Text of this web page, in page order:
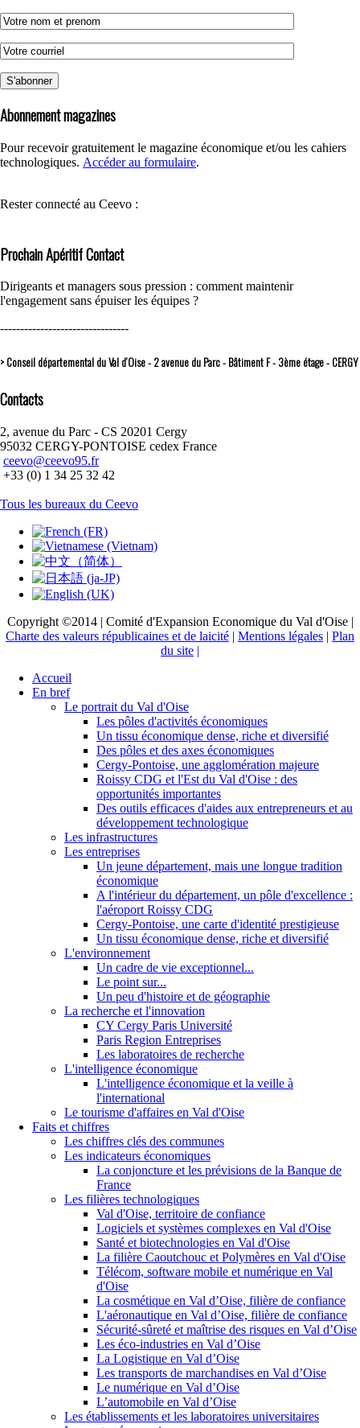
Abonnement magazines
Pour recevoir gratuitement le magazine économique et/ou les cahiers
technologiques. Accéder au formulaire.
Rester connecté au Ceevo :
Prochain Apéritif Contact
Dirigeants et managers sous pression : comment maintenir
l'engagement sans épuiser les équipes ?
--------------------------------
> Conseil départemental du Val d’Oise - 2 avenue du Parc - Bâtiment F - 3ème étage - CERGY
Contacts
2, avenue du Parc - CS 20201 Cergy
95032 CERGY-PONTOISE cedex France
ceevo@ceevo95.fr
+33 (0) 1 34 25 32 42
Tous les bureaux du Ceevo
Copyright ©2014 | Comité d'Expansion Economique du Val d'Oise |
Charte des valeurs républicaines et de laicité | Mentions légales | Plan
du site |
Accueil
En bref
Le portrait du Val d'Oise
Les pôles d'activités économiques
Un tissu économique dense, riche et diversifié
Des pôles et des axes économiques
Cergy-Pontoise, une agglomération majeure
Roissy CDG et l'Est du Val d'Oise : des
opportunités importantes
Des outils efficaces d'aides aux entrepreneurs et au
développement technologique
Les infrastructures
Les entreprises
Un jeune département, mais une longue tradition
économique
A l'intérieur du département, un pôle d'excellence :
l'aéroport Roissy CDG
Cergy-Pontoise, une carte d'identité prestigieuse
Un tissu économique dense, riche et diversifié
L'environnement
Un cadre de vie exceptionnel...
Le point sur...
Un peu d'histoire et de géographie
La recherche et l'innovation
CY Cergy Paris Université
Paris Region Entreprises
Les laboratoires de recherche
L'intelligence économique
L'intelligence économique et la veille à
l'international
Le tourisme d'affaires en Val d'Oise
Faits et chiffres
Les chiffres clés des communes
Les indicateurs économiques
La conjoncture et les prévisions de la Banque de
France
Les filières technologiques
Val d'Oise, territoire de confiance
Logiciels et systèmes complexes en Val d'Oise
Santé et biotechnologies en Val d'Oise
La filière Caoutchouc et Polymères en Val d'Oise
Télécom, software mobile et numérique en Val
d'Oise
La cosmétique en Val d’Oise, filière de confiance
L'aéronautique en Val d’Oise, filière de confiance
Sécurité-sûreté et maîtrise des risques en Val d’Oise
Les éco-industries en Val d’Oise
La Logistique en Val d’Oise
Les transports de marchandises en Val d’Oise
Le numérique en Val d’Oise
L’automobile en Val d’Oise
Les établissements et les laboratoires universitaires